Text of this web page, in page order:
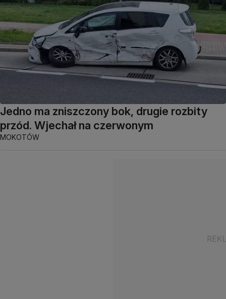
Jedno ma zniszczony bok, drugie rozbity
przód. Wjechał na czerwonym
MOKOTÓW